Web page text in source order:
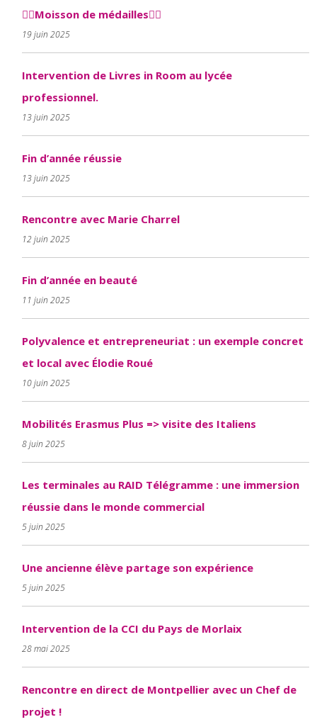
🤸‍♀️Moisson de médailles🤸‍♀️
19 juin 2025
Intervention de Livres in Room au lycée
professionnel.
13 juin 2025
Fin d’année réussie
13 juin 2025
Rencontre avec Marie Charrel
12 juin 2025
Fin d’année en beauté
11 juin 2025
Polyvalence et entrepreneuriat : un exemple concret
et local avec Élodie Roué
10 juin 2025
Mobilités Erasmus Plus => visite des Italiens
8 juin 2025
Les terminales au RAID Télégramme : une immersion
réussie dans le monde commercial
5 juin 2025
Une ancienne élève partage son expérience
5 juin 2025
Intervention de la CCI du Pays de Morlaix
28 mai 2025
Rencontre en direct de Montpellier avec un Chef de
projet !